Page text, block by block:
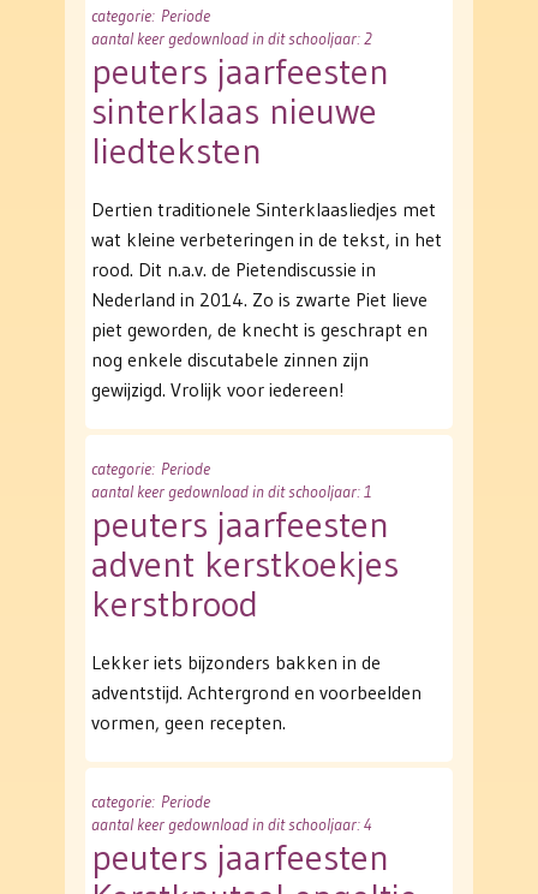
categorie: Periode
aantal keer gedownload in dit schooljaar: 2
peuters jaarfeesten
sinterklaas nieuwe
liedteksten
Dertien traditionele Sinterklaasliedjes met
wat kleine verbeteringen in de tekst, in het
rood. Dit n.a.v. de Pietendiscussie in
Nederland in 2014. Zo is zwarte Piet lieve
piet geworden, de knecht is geschrapt en
nog enkele discutabele zinnen zijn
gewijzigd. Vrolijk voor iedereen!
categorie: Periode
aantal keer gedownload in dit schooljaar: 1
peuters jaarfeesten
advent kerstkoekjes
kerstbrood
Lekker iets bijzonders bakken in de
adventstijd. Achtergrond en voorbeelden
vormen, geen recepten.
categorie: Periode
aantal keer gedownload in dit schooljaar: 4
peuters jaarfeesten